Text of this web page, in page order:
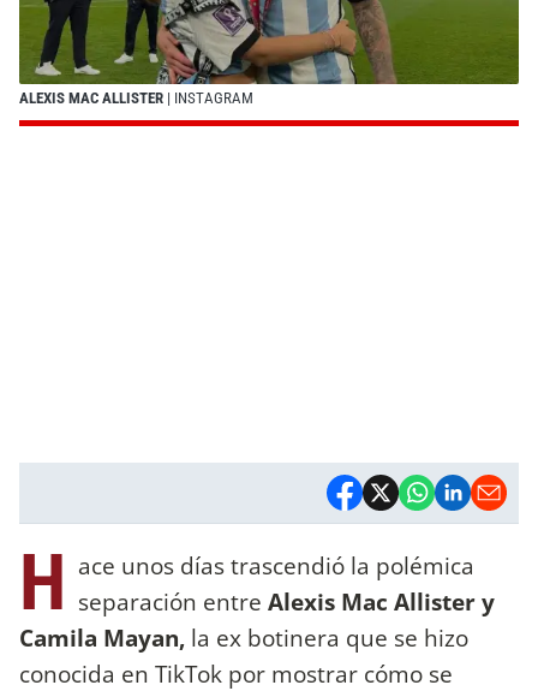
ALEXIS MAC ALLISTER | INSTAGRAM
H ace unos días trascendió la polémica
separación entre Alexis Mac Allister y
Camila Mayan, la ex botinera que se hizo
conocida en TikTok por mostrar cómo se